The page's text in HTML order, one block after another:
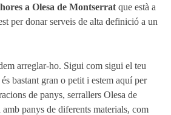
a Olesa de Montserratque està a
per donar serveis de alta definició a un
arreglar-ho. Sigui com sigui el teu
bastant gran o petit i estem aquí per
de panys, serrallers Olesa de
panys de diferents materials, com